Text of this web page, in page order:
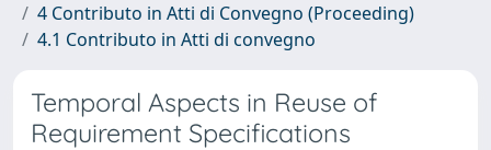
4 Contributo in Atti di Convegno (Proceeding)
4.1 Contributo in Atti di convegno
Temporal Aspects in Reuse of
Requirement Specifications